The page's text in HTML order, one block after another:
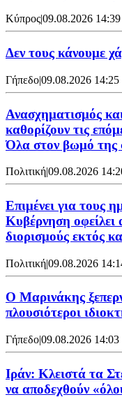
Κύπρος|09.08.2026 14:39
Δεν τους κάνουμε
Γήπεδο|09.08.2026 14:25
Ανασχηματισμός
καθορίζουν τις
Όλα στον βωμό της
Πολιτική|09.08.2026
Επιμένει για τους
Κυβέρνηση οφείλει
διορισμούς εκτός
Πολιτική|09.08.2026
Ο Μαρινάκης
πλουσιότεροι
Γήπεδο|09.08.2026 14:03
Ιράν: Κλειστά τα
να αποδεχθούν